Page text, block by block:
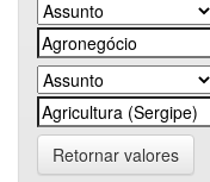
Retornar valores